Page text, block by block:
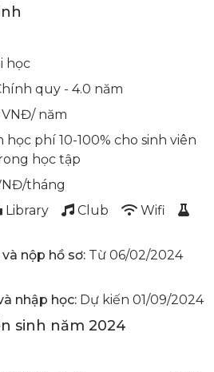
học
quy - 4.0 năm
năm
học phí 10-100% cho sinh viên
học tập
tháng
Library Club
Wifi
nộp hồ sơ: Từ 06/02/2024
nhập học: Dự kiến 01/09/2024
sinh năm 2024